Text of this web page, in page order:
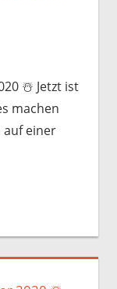
☃️️ Jetzt ist
machen
auf einer